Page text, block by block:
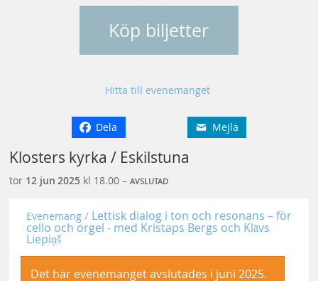
Köp biljetter
Hitta till evenemanget
Dela Mejla
Klosters kyrka / Eskilstuna
tor 12 jun 2025kl 18.00 – AVSLUTAD
Evenemang Lettisk dialog i ton och resonans – för
cello och orgel - med Kristaps Bergs och Klāvs
Liepiņš
Det här evenemanget avslutades i juni 2025.